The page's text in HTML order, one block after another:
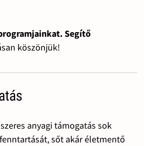
Segítő
köszönjük!
anyagi támogatás sok
sőt akár életmentő